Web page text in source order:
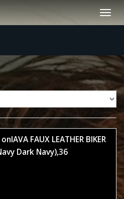
FAUX LEATHER BIKER
Dark Navy),36